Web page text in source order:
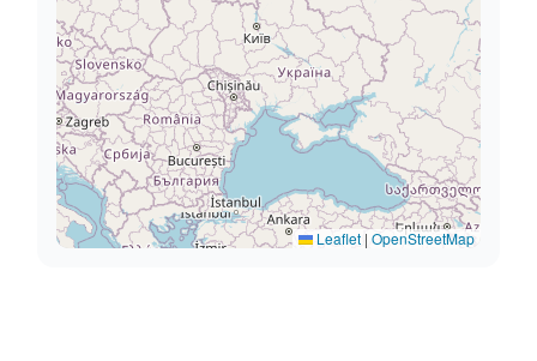
Leaflet | OpenStreetMap